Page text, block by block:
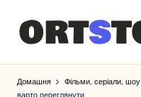
Домашня Фільми, серіали, шоу
варто переглянути